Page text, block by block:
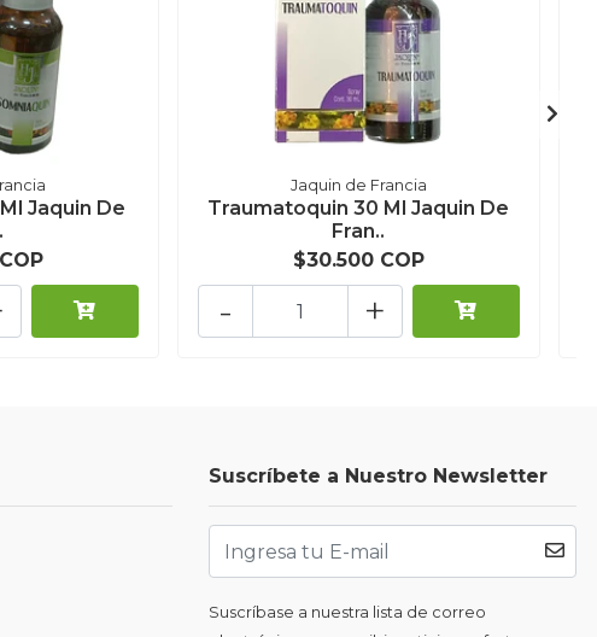
Jaquin De
Jaquin de Francia
Traumatoquin 30 Ml Jaquin De
Fran..
$30.500 COP
+
-
Suscríbete a Nuestro Newsletter
Suscríbase a nuestra lista de correo